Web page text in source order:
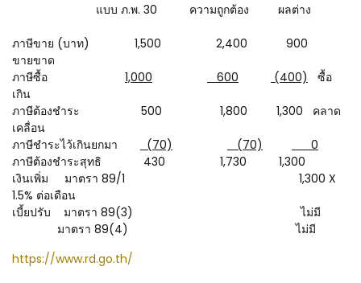
แบบ ภ.พ. 30 ความถูกต้อง ผลต่าง
ภาษีขาย (บาท) 1,500 2,400 900
ขายขาด
ภาษีซื้อ 1,000 600 (400) ซื้อ
เกิน
ภาษีต้องชำระ 500 1,800 1,300 คลาด
เคลื่อน
ภาษีชำระไว้เกินยกมา
(70) (70)
0
ภาษีต้องชำระสุทธิ 430 1,730 1,300
เงินเพิ่ม มาตรา 89/1 1,300 X
1.5% ต่อเดือน
เบี้ยปรับ มาตรา 89(3) ไม่มี
มาตรา 89(4) ไม่มี
https://www.rd.go.th/